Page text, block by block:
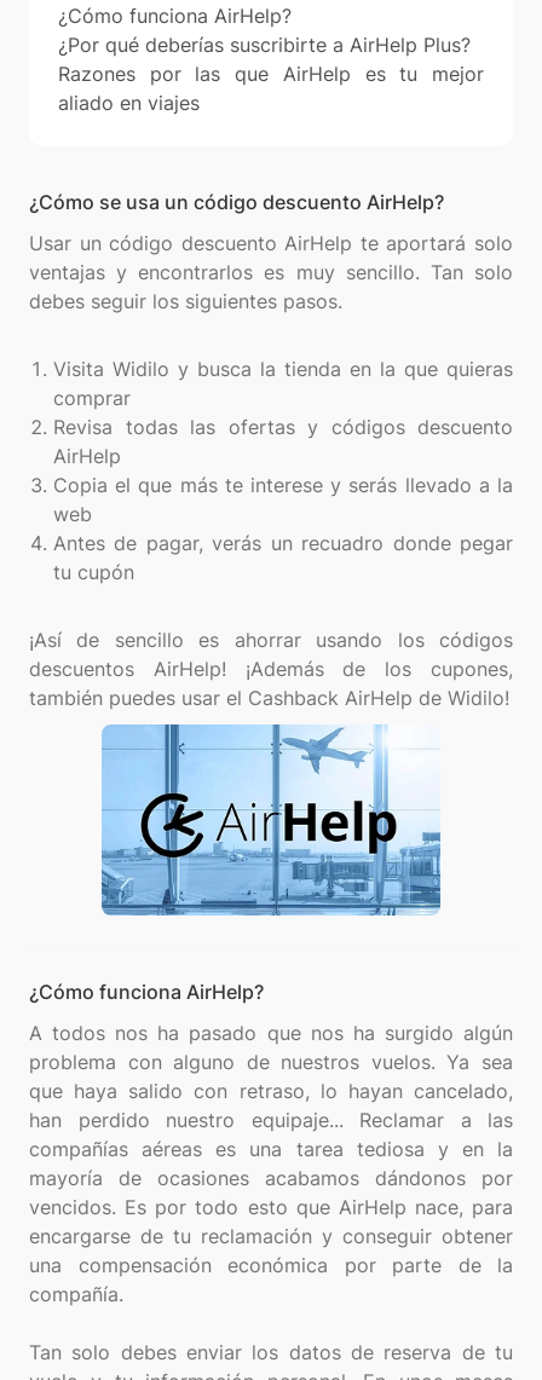
¿Cómo funciona AirHelp?
¿Por qué deberías suscribirte a AirHelp Plus?
Razones por las que AirHelp es tu mejor
aliado en viajes
¿Cómo se usa un código descuento AirHelp?
Usar un código descuento AirHelp te aportará solo
ventajas y encontrarlos es muy sencillo. Tan solo
debes seguir los siguientes pasos.
Visita Widilo y busca la tienda en la que quieras
comprar
Revisa todas las ofertas y códigos descuento
AirHelp
Copia el que más te interese y serás llevado a la
web
Antes de pagar, verás un recuadro donde pegar
tu cupón
¡Así de sencillo es ahorrar usando los códigos
descuentos AirHelp! ¡Además de los cupones,
¿Cómo funciona AirHelp?
A todos nos ha pasado que nos ha surgido algún
problema con alguno de nuestros vuelos. Ya sea
que haya salido con retraso, lo hayan cancelado,
han perdido nuestro equipaje... Reclamar a las
compañías aéreas es una tarea tediosa y en la
mayoría de ocasiones acabamos dándonos por
vencidos. Es por todo esto que AirHelp nace, para
encargarse de tu reclamación y conseguir obtener
una compensación económica por parte de la
compañía.
Tan solo debes enviar los datos de reserva de tu